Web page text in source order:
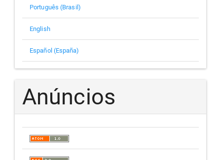
Português (Brasil)
English
Español (España)
Anúncios